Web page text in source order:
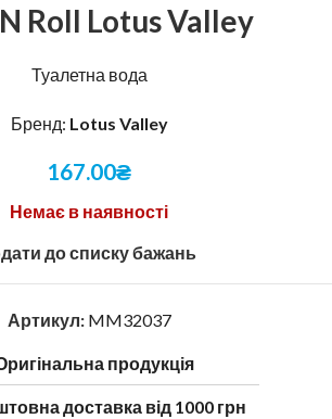
Roll Lotus Valley
Туалетна вода
Бренд: Lotus Valley
167.00₴
Немає в наявності
до списку бажань
Артикул: MM32037
продукція
доставка від 1000 грн